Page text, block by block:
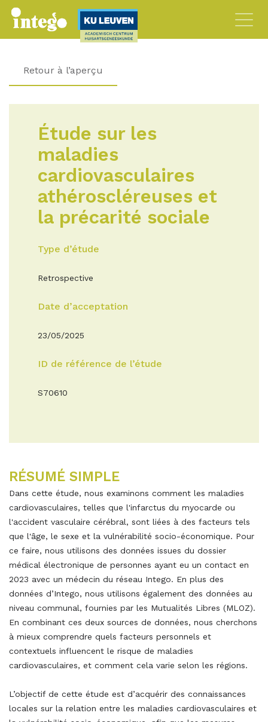
Retour à l’aperçu
Étude sur les
maladies
cardiovasculaires
athéroscléreuses et
la précarité sociale
Type d’étude
Retrospective
Date d’acceptation
23/05/2025
ID de référence de l’étude
S70610
RÉSUMÉ SIMPLE
Dans cette étude, nous examinons comment les maladies
cardiovasculaires, telles que l'infarctus du myocarde ou
l'accident vasculaire cérébral, sont liées à des facteurs tels
que l'âge, le sexe et la vulnérabilité socio-économique. Pour
ce faire, nous utilisons des données issues du dossier
médical électronique de personnes ayant eu un contact en
2023 avec un médecin du réseau Intego. En plus des
données d’Intego, nous utilisons également des données au
niveau communal, fournies par les Mutualités Libres (MLOZ).
En combinant ces deux sources de données, nous cherchons
à mieux comprendre quels facteurs personnels et
contextuels influencent le risque de maladies
cardiovasculaires, et comment cela varie selon les régions.
L’objectif de cette étude est d’acquérir des connaissances
locales sur la relation entre les maladies cardiovasculaires et